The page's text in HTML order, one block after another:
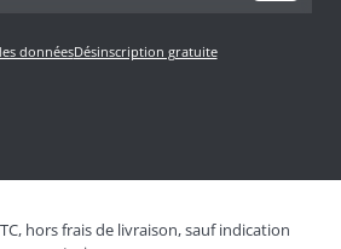
donnéesDésinscription gratuite
hors frais de livraison, sauf indication